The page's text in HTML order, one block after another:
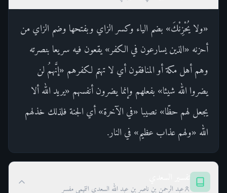
«ولا يُحْزِنْكَ» بضم الياء وكسر الزاي وبفتحها وضم الزاي من
أحزنه «الذين يسارعون في الكفر» يقعون فيه سريعا بنصرته
وهم أهل مكة أو المنافقون أي لا تهتم لكفرهم «إنَّهمُ لن
يضروا الله شيئا» بفعلهم وإنما يضرون أنفسهم «يريد الله ألا
يجعل لهم حظّا» نصيبا «في الآخرة» أي الجنة فلذلك خذلهم
الله «ولهم عذاب عظيم» في النار.
عبد الرحمن بن ناصر بن عبد الله السعدي التميمي مفسر